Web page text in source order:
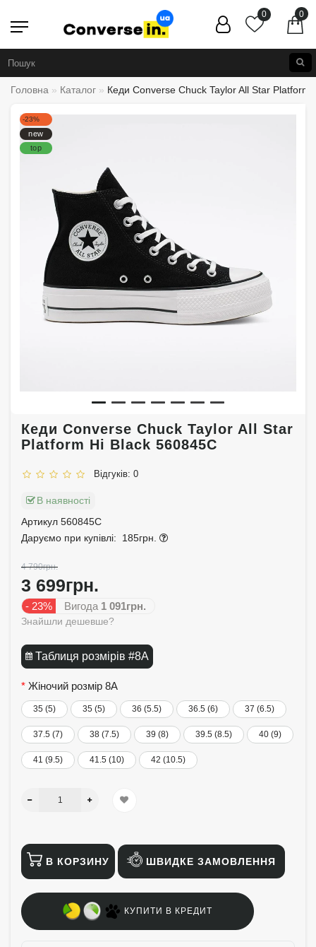
0
0
Головна Каталог Кеди Converse Chuck Taylor All Star Platform
-23%
new
top
Кеди Converse Chuck Taylor All Star
Platform Hi Black 560845C
Відгуків: 0
В наявності
Артикул 560845C
Даруємо при купівлі: 185грн.
4 790грн.
3 699грн.
- 23% Вигода 1 091грн.
Знайшли дешевше?
Таблиця розмірів #8A
Жіночий розмір 8A
35 (5) 35 (5) 36 (5.5) 36.5 (6) 37 (6.5)
37.5 (7) 38 (7.5) 39 (8) 39.5 (8.5) 40 (9)
41 (9.5) 41.5 (10) 42 (10.5)
В КОРЗИНУ ШВИДКЕ ЗАМОВЛЕННЯ
КУПИТИ В КРЕДИТ